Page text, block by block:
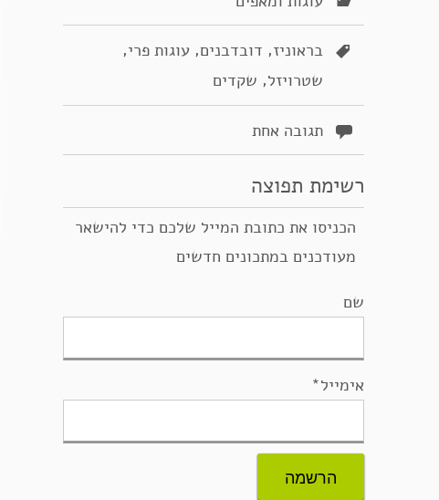
בראוניז, דובדבנים, עוגות פרי,
שטרויזל, שקדים
תגובה אחת
רשימת תפוצה
הכניסו את כתובת המייל שלכם כדי להישאר
מעודכנים במתכונים חדשים
שם
אימייל*